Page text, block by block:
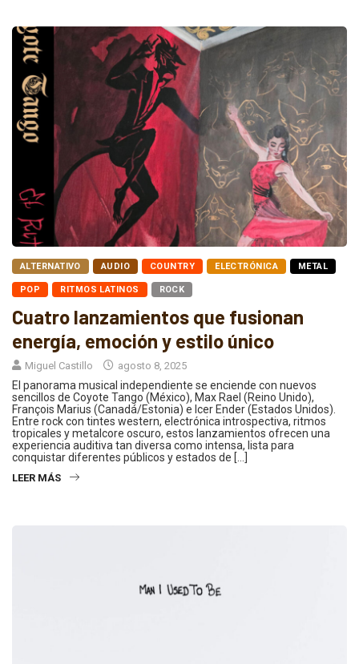
ALTERNATIVO AUDIO COUNTRY ELECTRÓNICA METAL
POP RITMOS LATINOS ROCK
Cuatro lanzamientos que fusionan
energía, emoción y estilo único
Miguel Castillo agosto 8, 2025
El panorama musical independiente se enciende con nuevos
sencillos de Coyote Tango (México), Max Rael (Reino Unido),
François Marius (Canadá/Estonia) e Icer Ender (Estados Unidos).
Entre rock con tintes western, electrónica introspectiva, ritmos
tropicales y metalcore oscuro, estos lanzamientos ofrecen una
experiencia auditiva tan diversa como intensa, lista para
conquistar diferentes públicos y estados de […]
LEER MÁS